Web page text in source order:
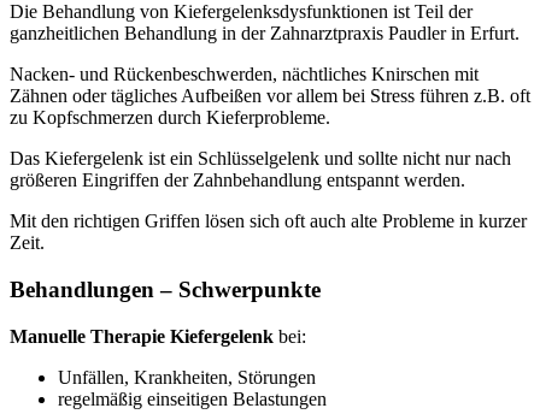
Die Behandlung von Kiefergelenksdysfunktionen ist Teil der
ganzheitlichen Behandlung in der Zahnarztpraxis Paudler in Erfurt.
Nacken- und Rückenbeschwerden, nächtliches Knirschen mit
Zähnen oder tägliches Aufbeißen vor allem bei Stress führen z.B. oft
zu Kopfschmerzen durch Kieferprobleme.
Das Kiefergelenk ist ein Schlüsselgelenk und sollte nicht nur nach
größeren Eingriffen der Zahnbehandlung entspannt werden.
Mit den richtigen Griffen lösen sich oft auch alte Probleme in kurzer
Zeit.
Behandlungen – Schwerpunkte
Manuelle Therapie Kiefergelenk bei:
Unfällen, Krankheiten, Störungen
regelmäßig einseitigen Belastungen